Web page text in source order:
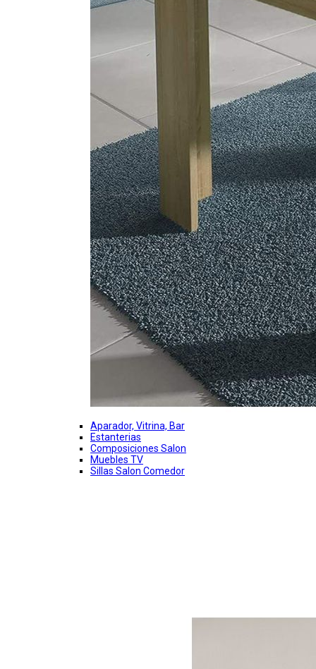
Aparador, Vitrina, Bar
Estanterias
Composiciones Salon
Muebles TV
Sillas Salon Comedor